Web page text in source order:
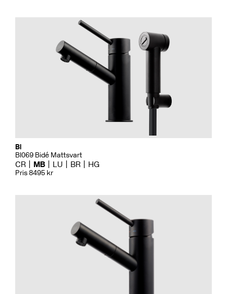
Bi
BI069 Bidé Mattsvart
CR MB LU BR HG
Pris 8495 kr